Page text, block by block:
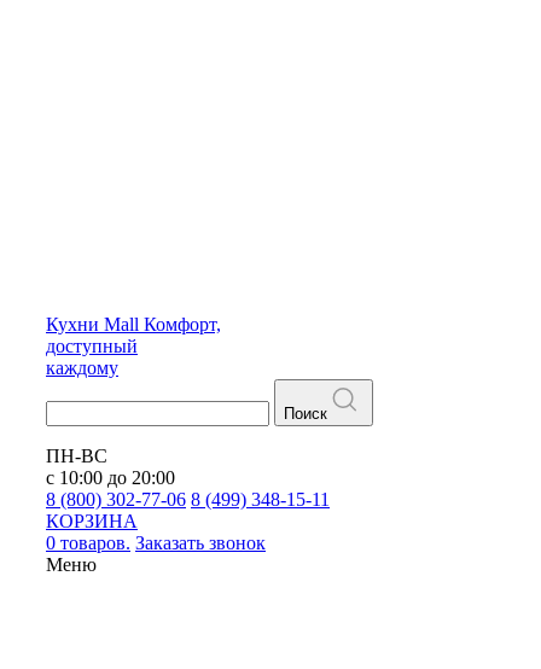
Кухни Mall Комфорт,
доступный
каждому
Поиск
ПН-ВС
с 10:00 до 20:00
8 (800) 302-77-06 8 (499) 348-15-11
КОРЗИНА
0 товаров. Заказать звонок
Меню